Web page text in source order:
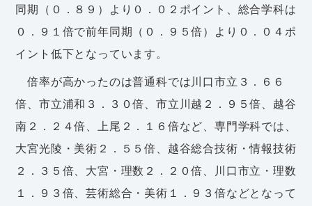
同期（０．８９）より０．０２ポイント、総合学科は
０．９１倍で前年同期（０．９５倍）より０．０４ポ
イント低下となっています。
倍率が高かったのは普通科では川口市立３．６６
倍、市立浦和３．３０倍、市立川越２．９５倍、越谷
南２．２４倍、上尾２．１６倍など、専門学科では、
大宮光陵・美術２．５５倍、越谷総合技術・情報技術
２．３５倍、大宮・理数２．２０倍、川口市立・理数
１．９３倍、芸術総合・美術１．９３倍などとなって